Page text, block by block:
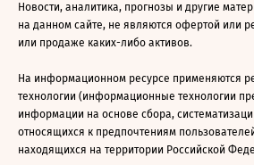
Новости, аналитика, прогнозы и другие
на данном сайте, не являются офертой или
или продаже каких-либо активов.
На информационном ресурсе применяются
технологии (информационные технологии
информации на основе сбора,
относящихся к предпочтениям
находящихся на территории Российской